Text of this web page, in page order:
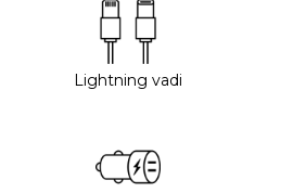
Lightning vadi